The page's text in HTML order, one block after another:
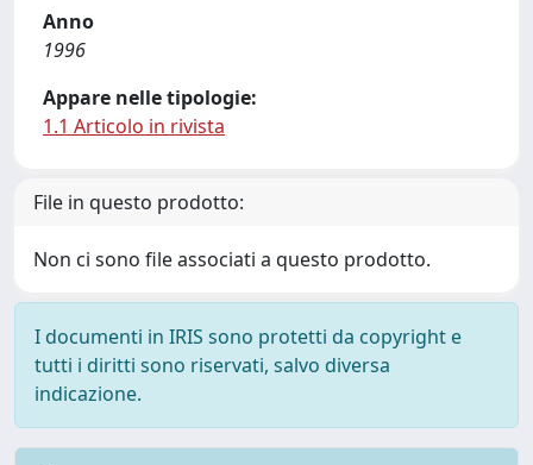
Anno
1996
Appare nelle tipologie:
1.1 Articolo in rivista
File in questo prodotto:
Non ci sono file associati a questo prodotto.
I documenti in IRIS sono protetti da copyright e
tutti i diritti sono riservati, salvo diversa
indicazione.